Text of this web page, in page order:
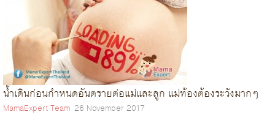
น้ำเดินก่อนกำหนดอันตรายต่อแม่และลูก แม่ท้องต้องระวังมากๆ
MamaExpert Team 26 November 2017